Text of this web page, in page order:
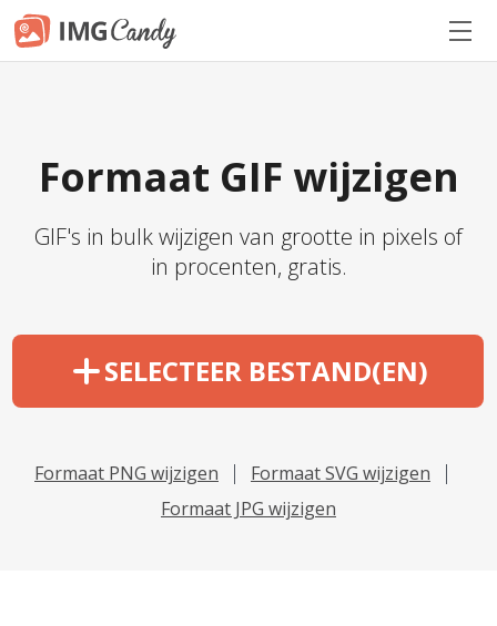
Formaat GIF wijzigen
GIF's in bulk wijzigen van grootte in pixels of
in procenten, gratis.
SELECTEER BESTAND(EN)
Formaat PNG wijzigen
Formaat SVG wijzigen
Formaat JPG wijzigen